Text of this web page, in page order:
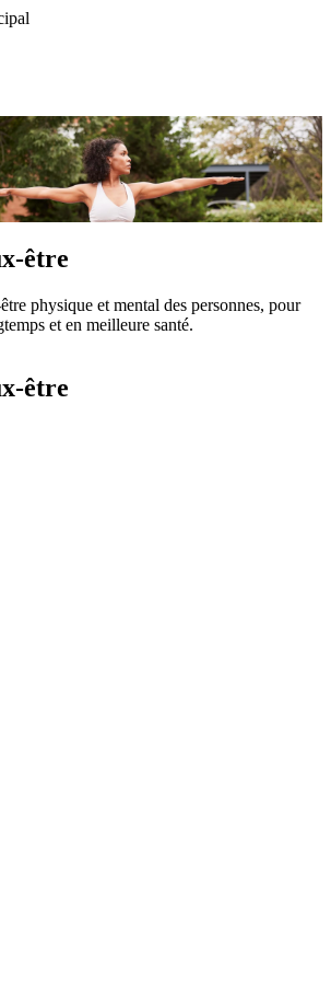
être
physique et mental des personnes, pour
et en meilleure santé.
être